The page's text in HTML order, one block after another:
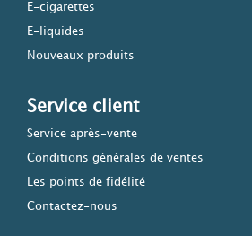
E-cigarettes
E-liquides
Nouveaux produits
Service client
Service après-vente
Conditions générales de ventes
Les points de fidélité
Contactez-nous